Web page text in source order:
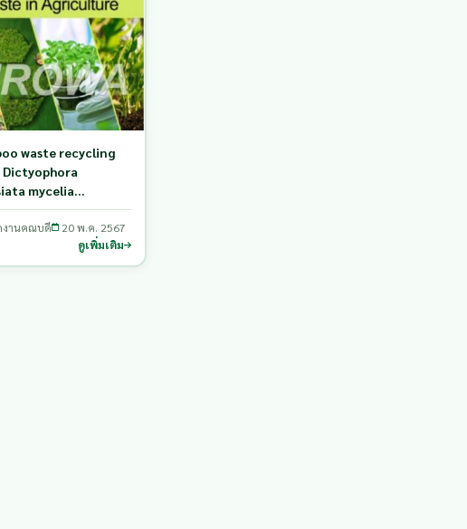
waste recycling
Dictyophora
mycelia
งานคณบดี
20 พ.ค. 2567
ดูเพิ่มเติม